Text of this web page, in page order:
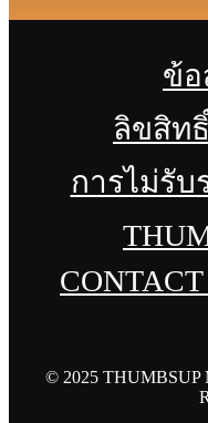
ข้อ
ลิขสิท
การไม่รับ
CONTACT
© 2025 THUMBSUP